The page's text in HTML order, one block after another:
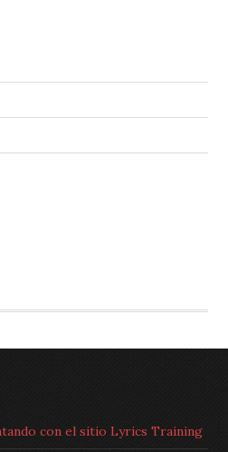
con el sitio Lyrics Training